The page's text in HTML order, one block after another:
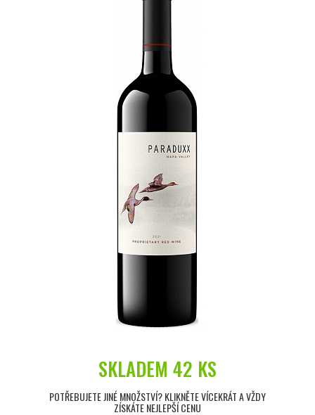
SKLADEM 42 KS
POTŘEBUJETE JINÉ MNOŽSTVÍ? KLIKNĚTE VÍCEKRÁT A VŽDY
ZÍSKÁTE NEJLEPŠÍ CENU